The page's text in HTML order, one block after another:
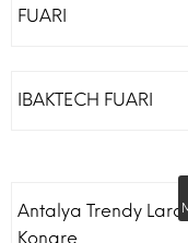
FUARI
IBAKTECH FUARI
Antalya Trendy
Kongre